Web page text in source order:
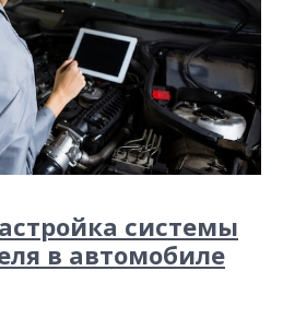
системы
в автомобиле